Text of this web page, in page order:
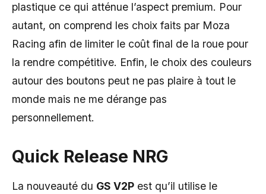
plastique ce qui atténue l’aspect premium. Pour
autant, on comprend les choix faits par Moza
Racing afin de limiter le coût final de la roue pour
la rendre compétitive. Enfin, le choix des couleurs
autour des boutons peut ne pas plaire à tout le
monde mais ne me dérange pas
personnellement.
Quick Release NRG
La nouveauté du GS V2P est qu’il utilise le